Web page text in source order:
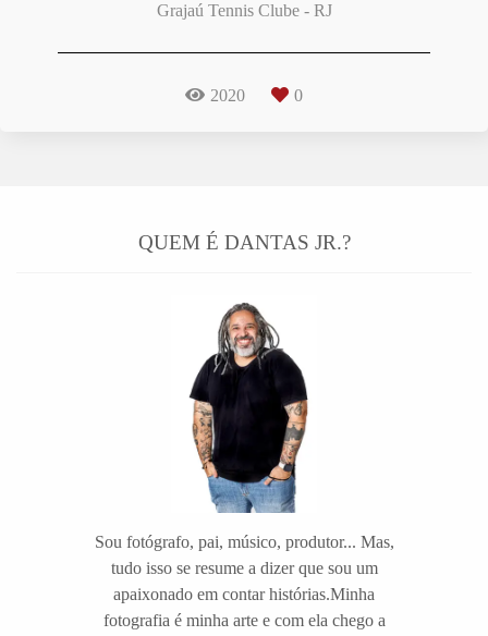
Grajaú Tennis Clube - RJ
2020 0
QUEM É DANTAS JR.?
Sou fotógrafo, pai, músico, produtor... Mas,
tudo isso se resume a dizer que sou um
apaixonado em contar histórias.Minha
fotografia é minha arte e com ela chego a